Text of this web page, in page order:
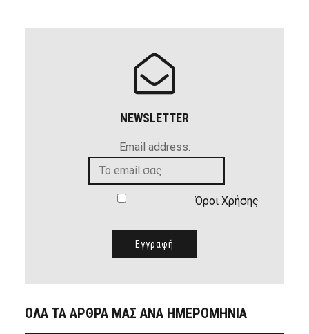
NEWSLETTER
Email address:
Όροι Χρήσης
ΟΛΑ ΤΑ ΑΡΘΡΑ ΜΑΣ ΑΝΑ ΗΜΕΡΟΜΗΝΙΑ